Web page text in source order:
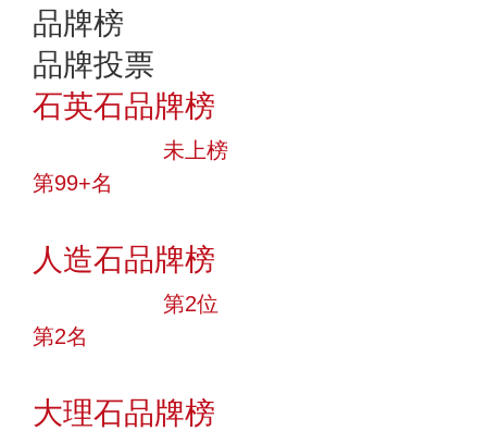
品牌榜
品牌投票
石英石品牌榜
未上榜
第99+名
人造石品牌榜
第2位
第2名
大理石品牌榜